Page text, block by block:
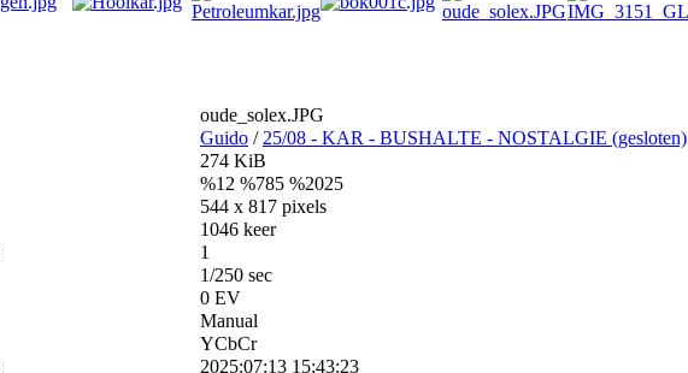
oude_solex.JPG
Guido / 25/08 - KAR - BUSHALTE - NOSTALGIE (gesloten)
274 KiB
%12 %785 %2025
544 x 817 pixels
1046 keer
1
1/250 sec
0 EV
Manual
YCbCr
2025:07:13 15:43:23